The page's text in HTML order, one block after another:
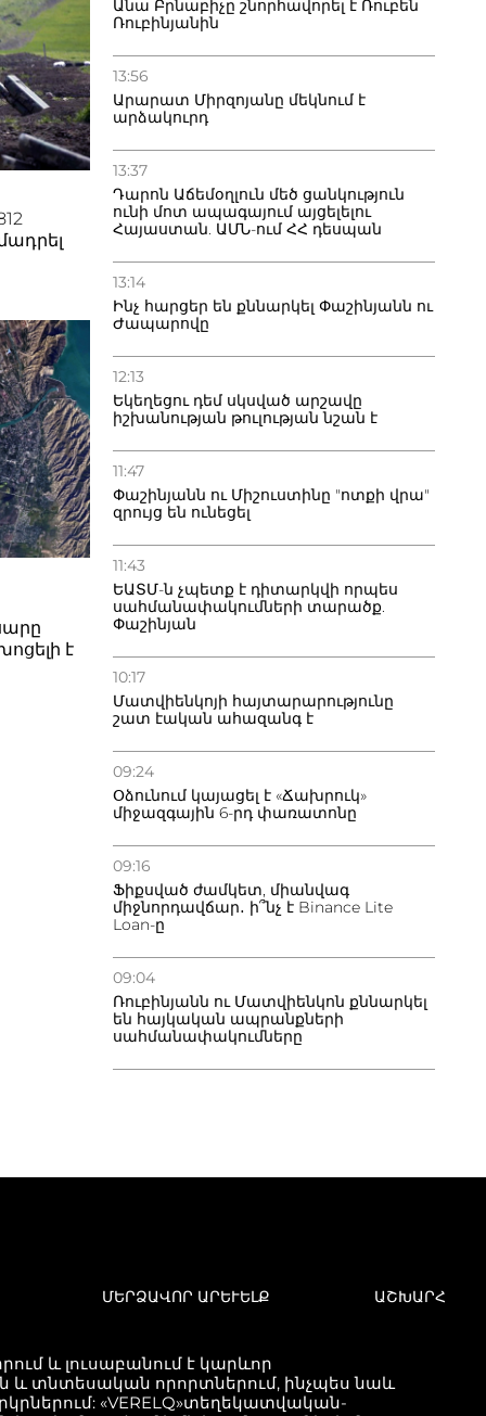
են
18-
են
և
էլ
մեկը
տակ
Սա,
է,
էին
որ BBC-
որ
չգիտի,
միայն
մեկ
է
Անա Բրնաբիչը շնորհավորել է Ռուբեն
Ռուբինյանին
13:56
Արարատ Միրզոյանը մեկնում է
արձակուրդ
13:37
Դարոն Աճեմօղլուն մեծ ցանկություն
ունի մոտ ապագայում այցելելու
Հայաստան. ԱՄՆ-ում ՀՀ դեսպան
13:14
Ինչ հարցեր են քննարկել Փաշինյանն ու
Ժապարովը
12:13
Եկեղեցու դեմ սկսված արշավը
իշխանության թուլության նշան է
11:47
Փաշինյանն ու Միշուստինը "ոտքի վրա"
զրույց են ունեցել
11:43
ԵԱՏՄ-ն չպետք է դիտարկվի որպես
սահմանափակումների տարածք.
Փաշինյան
10:17
Մատվիենկոյի հայտարարությունը
շատ էական ահազանգ է
09:24
Օձունում կայացել է «Ճախրուկ»
միջազգային 6-րդ փառատոնը
09:16
Ֆիքսված ժամկետ, միանվագ
միջնորդավճար․ ի՞նչ է Binance Lite
Loan-ը
09:04
Ռուբինյանն ու Մատվիենկոն քննարկել
են հայկական ապրանքների
սահմանափակումները
ՄԵՐՁԱՎՈՐ ԱՐԵՒԵԼՔ ԱՇԽԱՐՀ
և լուսաբանում է կարևոր
տնտեսական որորտներում, ինչպես նաև
«VERELQ»տեղեկատվական-